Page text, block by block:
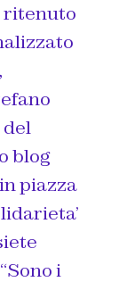
ritenuto
del
blog
piazza
i